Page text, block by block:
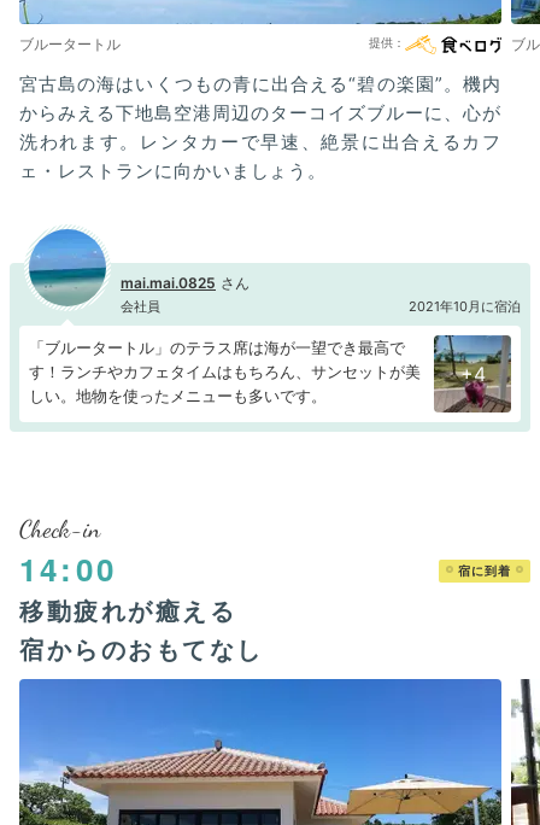
ブルータートル ブ
宮古島の海はいくつもの青に出合える“碧の楽園”。機内
からみえる下地島空港周辺のターコイズブルーに、心が
洗われます。レンタカーで早速、絶景に出合えるカフ
ェ・レストランに向かいましょう。
mai.mai.0825
会社員 2021年10月に宿泊
「ブルータートル」のテラス席は海が一望でき最高で
す！ランチやカフェタイムはもちろん、サンセットが美
しい。地物を使ったメニューも多いです。
+4
Check-in
14:00 宿に到着
移動疲れが癒える
宿からのおもてなし